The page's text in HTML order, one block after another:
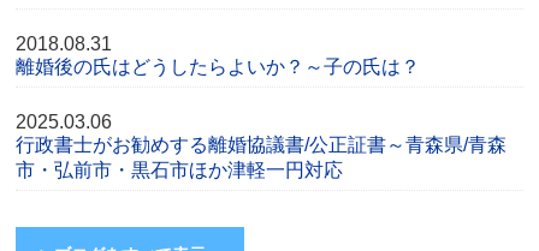
2018.08.31
離婚後の氏はどうしたらよいか？～子の氏は？
2025.03.06
行政書士がお勧めする離婚協議書/公正証書～青森県/青森
市・弘前市・黒石市ほか津軽一円対応